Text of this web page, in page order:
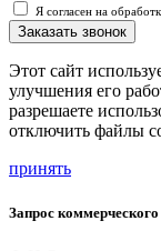
Я согласен на
Заказать звонок
Этот сайт
улучшения его
разрешаете
отключить файлы
принять
Запрос